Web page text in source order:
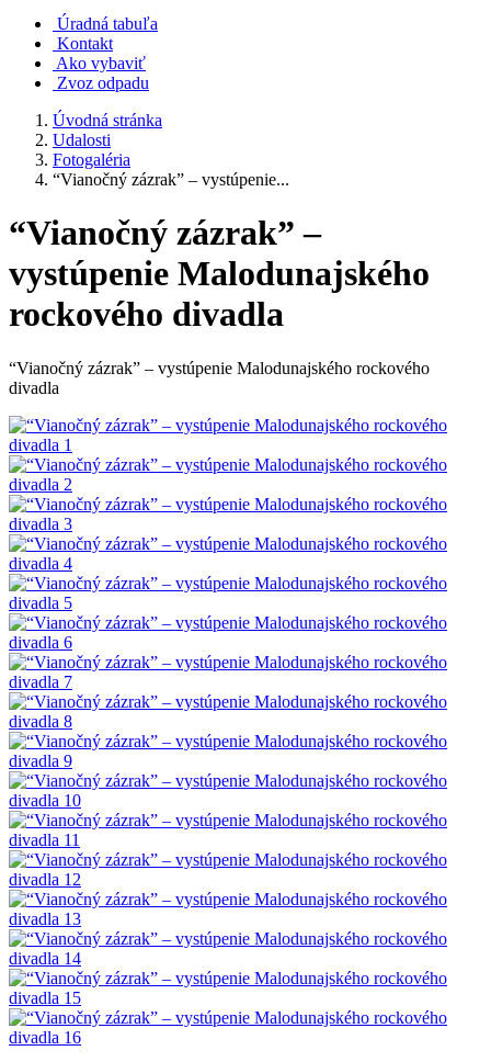
Úradná tabuľa
Kontakt
Ako vybaviť
Zvoz odpadu
Úvodná stránka
Udalosti
Fotogaléria
“Vianočný zázrak” – vystúpenie...
“Vianočný zázrak” –
vystúpenie Malodunajského
rockového divadla
“Vianočný zázrak” – vystúpenie Malodunajského rockového
divadla